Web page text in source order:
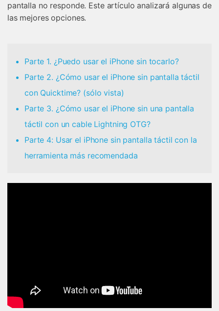
pantalla no responde. Este artículo analizará algunas de
las mejores opciones.
Parte 1. ¿Puedo usar el iPhone sin tocarlo?
Parte 2. ¿Cómo usar el iPhone sin pantalla táctil
con Quicktime? (sólo vista)
Parte 3. ¿Cómo usar el iPhone sin una pantalla
táctil con un cable Lightning OTG?
Parte 4: Usar el iPhone sin pantalla táctil con la
herramienta más recomendada